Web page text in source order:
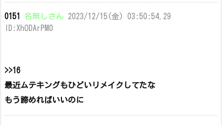
0151 名無しさん 2023/12/15(金) 03:50:54.29
ID:XhODArPM0
>>16
最近ムテキングもひどいリメイクしてたな
もう諦めればいいのに